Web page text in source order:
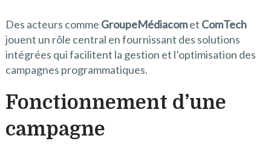
Des acteurs comme GroupeMédiacomet ComTech
jouent un rôle central en fournissant des solutions
intégrées qui facilitent la gestion et l’optimisation des
campagnes programmatiques.
Fonctionnement d’une
campagne